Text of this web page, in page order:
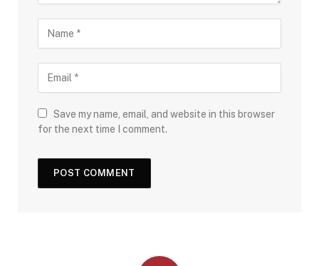
Save my name, email, and website in this browser
for the next time I comment.